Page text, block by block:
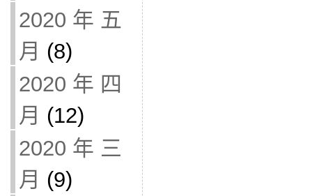
2020 年 五
月 (8)
2020 年 四
月 (12)
2020 年 三
月 (9)